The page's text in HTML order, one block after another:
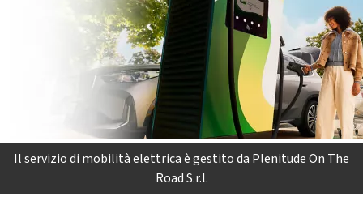
Il servizio di mobilità elettrica è gestito da Plenitude On The
Road S.r.l.